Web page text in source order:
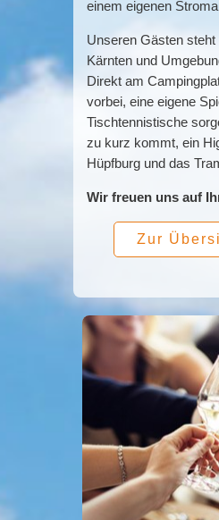
einem eigenen
Unseren Gästen
Kärnten und
Direkt am
vorbei, eine eigene
Tischtennistische
zu kurz kommt, ein
Hüpfburg und das
Wir freuen uns auf
Zur